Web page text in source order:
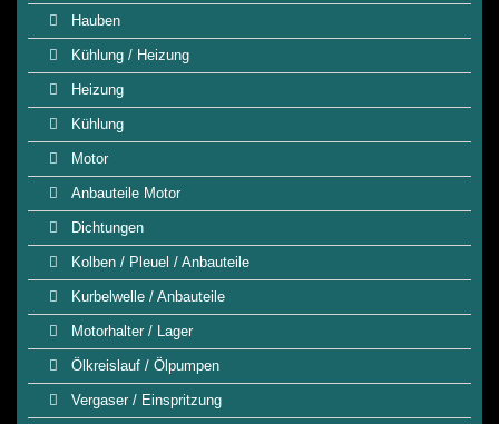
Hauben
Kühlung / Heizung
Heizung
Kühlung
Motor
Anbauteile Motor
Dichtungen
Kolben / Pleuel / Anbauteile
Kurbelwelle / Anbauteile
Motorhalter / Lager
Ölkreislauf / Ölpumpen
Vergaser / Einspritzung